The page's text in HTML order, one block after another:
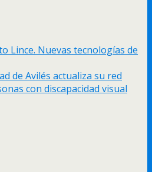
Lince. Nuevas tecnologías de
de Avilés actualiza su red
con discapacidad visual